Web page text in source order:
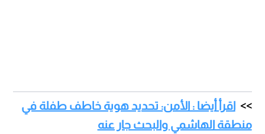
اقرأ أيضا : الأمن: تحديد هوية خاطف طفلة في
منطقة الهاشمي والبحث جار عنه